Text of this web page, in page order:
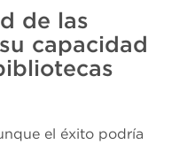
de las
capacidad
el éxito podría